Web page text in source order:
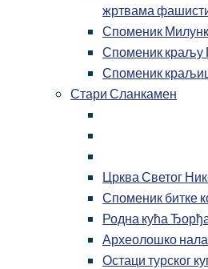
жртвама
Споменик
Споменик краљу
Споменик
Стари Сланкамен
Црква Светог
Споменик битке
Родна кућа
Археолошко
Остаци турског